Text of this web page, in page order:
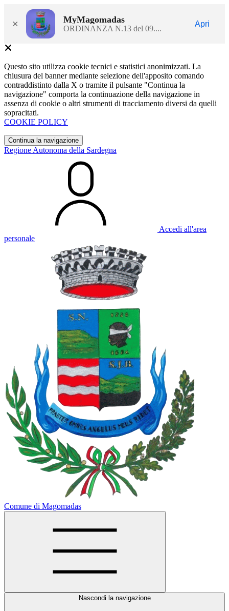
× MyMagomadas
ORDINANZA N.13 del 09....
Apri
Questo sito utilizza cookie tecnici e statistici anonimizzati. La
chiusura del banner mediante selezione dell'apposito comando
contraddistinto dalla X o tramite il pulsante "Continua la
navigazione" comporta la continuazione della navigazione in
assenza di cookie o altri strumenti di tracciamento diversi da quelli
sopracitati.
COOKIE POLICY
Continua la navigazione
Regione Autonoma della Sardegna
Accedi all'area
personale
Comune di Magomadas
Nascondi la navigazione